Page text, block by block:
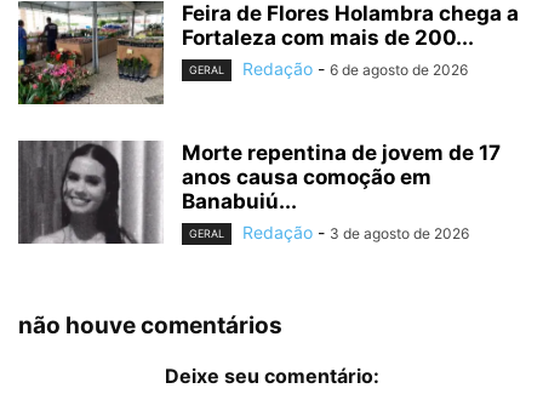
Feira de Flores Holambra chega a
Fortaleza com mais de 200...
GERAL Redação - 6 de agosto de 2026
Morte repentina de jovem de 17
anos causa comoção em
Banabuiú...
GERAL Redação - 3 de agosto de 2026
não houve comentários
Deixe seu comentário: